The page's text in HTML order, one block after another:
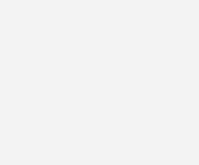
müssen
nicht allein vorantreiben. Es gibt
Richtungen. Einen aktuellen
liefert die
sind zeitlich befristet
bereitgestellten Mittel